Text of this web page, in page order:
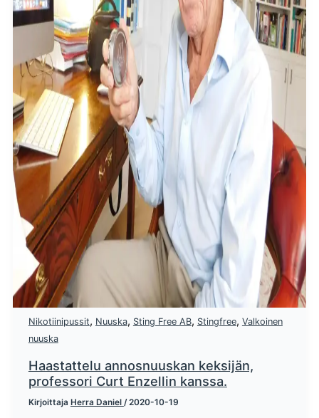
Nikotiinipussit, Nuuska, Sting Free AB, Stingfree, Valkoinen
nuuska
Haastattelu annosnuuskan keksijän,
professori Curt Enzellin kanssa.
Kirjoittaja Herra Daniel /2020-10-19